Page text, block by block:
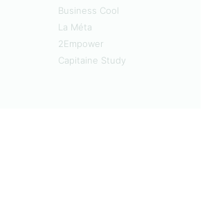
Business Cool
La Méta
2Empower
Capitaine Study